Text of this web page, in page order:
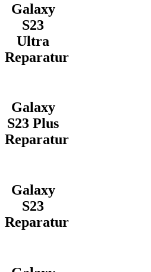
Galaxy
S23
Ultra
Reparatur
Galaxy
S23 Plus
Reparatur
Galaxy
S23
Reparatur